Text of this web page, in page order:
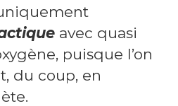
avec quasi
puisque l’on
du coup, en